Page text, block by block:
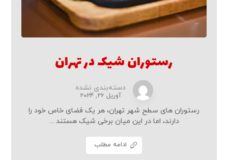
رستوران شیک در تهران
دسته‌بندی نشده
آوریل ۲۶, ۲۰۲۴
رستوران ‌های سطح شهر تهران، هر یک فضای خاص خود را
دارند، اما در این میان برخی شیک هستند ...
ادامه مطلب